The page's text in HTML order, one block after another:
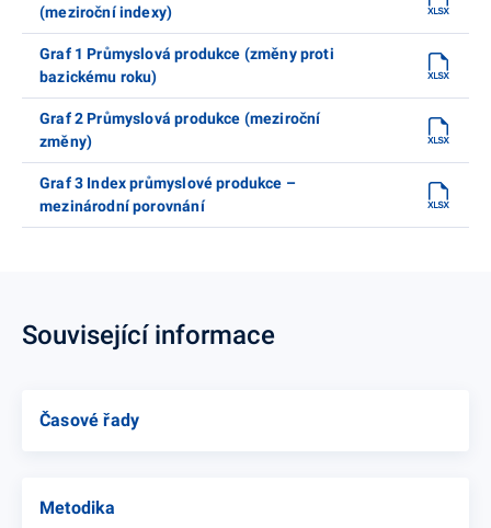
(meziroční indexy)
Graf 1 Průmyslová produkce (změny proti
bazickému roku)
Graf 2 Průmyslová produkce (meziroční
změny)
Graf 3 Index průmyslové produkce –
mezinárodní porovnání
Související informace
Časové řady
Metodika